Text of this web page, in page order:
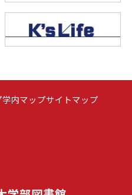
学内マップサイトマップ